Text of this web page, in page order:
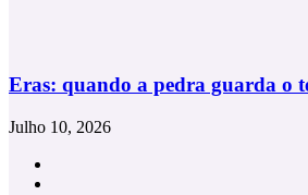
Eras: quando a pedra guarda o
Julho 10, 2026